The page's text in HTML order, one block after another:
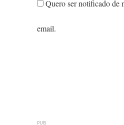
Quero ser notificado de
email.
PUB